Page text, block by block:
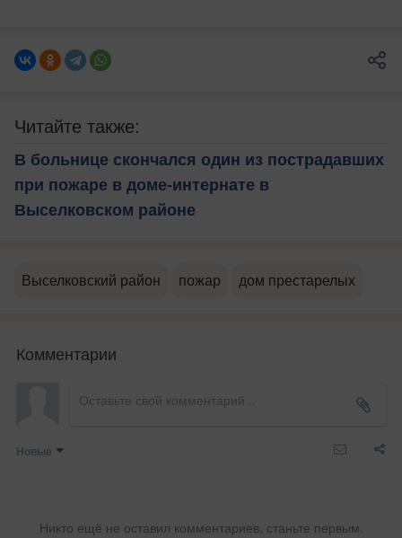
Читайте также:
В больнице скончался один из пострадавших
при пожаре в доме-интернате в
Выселковском районе
Выселковский район пожар дом престарелых
Комментарии
Новые
Никто ещё не оставил комментариев, станьте первым.